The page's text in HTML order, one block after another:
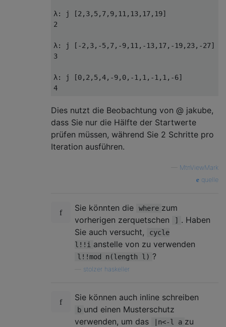
λ: j [2,3,5,7,9,11,13,17,19]
2
λ: j [-2,3,-5,7,-9,11,-13,17,-19,23,-27]
3
λ: j [0,2,5,4,-9,0,-1,1,-1,1,-6]
Dies nutzt die Beobachtung von @ jakube,
dass Sie nur die Hälfte der Startwerte
prüfen müssen, während Sie 2 Schritte pro
Iteration ausführen.
MtnViewMark
quelle
Sie könnten die where zum
vorherigen zerquetschen
]
. Haben
Sie auch versucht,
cycle
l!!i anstelle von zu verwenden
l!!mod n(length l) ?
stolzer haskeller
Sie können auch inline schreiben
b und einen Musterschutz
verwenden, um das
|n<-l a zu